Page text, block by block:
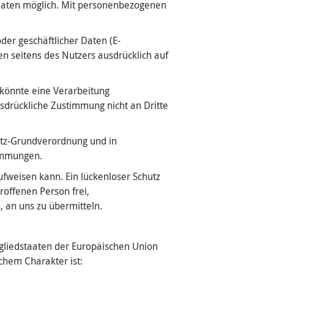
möglich. Mit personenbezogenen
geschäftlicher Daten (E-
seitens des Nutzers ausdrücklich auf
eine Verarbeitung
Zustimmung nicht an Dritte
Grundverordnung und in
kann. Ein lückenloser Schutz
Person frei,
an uns zu übermitteln.
der Europäischen Union
Charakter ist: